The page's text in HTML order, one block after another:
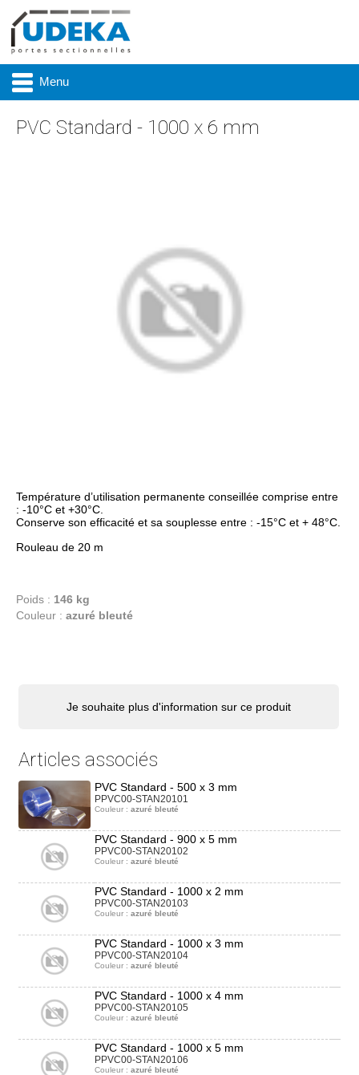
Menu
PVC Standard - 1000 x 6 mm
Température d’utilisation permanente conseillée comprise entre
: -10°C et +30°C.
Conserve son efficacité et sa souplesse entre : -15°C et + 48°C.
Rouleau de 20 m
Poids : 146 kg
Couleur : azuré bleuté
Je souhaite plus d'information sur ce produit
Articles associés
PVC Standard - 500 x 3 mm
PPVC00-STAN20101
Couleur : azuré bleuté
PVC Standard - 900 x 5 mm
PPVC00-STAN20102
Couleur : azuré bleuté
PVC Standard - 1000 x 2 mm
PPVC00-STAN20103
Couleur : azuré bleuté
PVC Standard - 1000 x 3 mm
PPVC00-STAN20104
Couleur : azuré bleuté
PVC Standard - 1000 x 4 mm
PPVC00-STAN20105
Couleur : azuré bleuté
PVC Standard - 1000 x 5 mm
PPVC00-STAN20106
Couleur : azuré bleuté